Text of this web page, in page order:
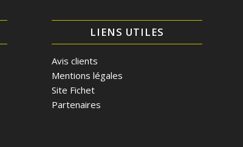
LIENS UTILES
Avis clients
Mentions légales
Site Fichet
Partenaires